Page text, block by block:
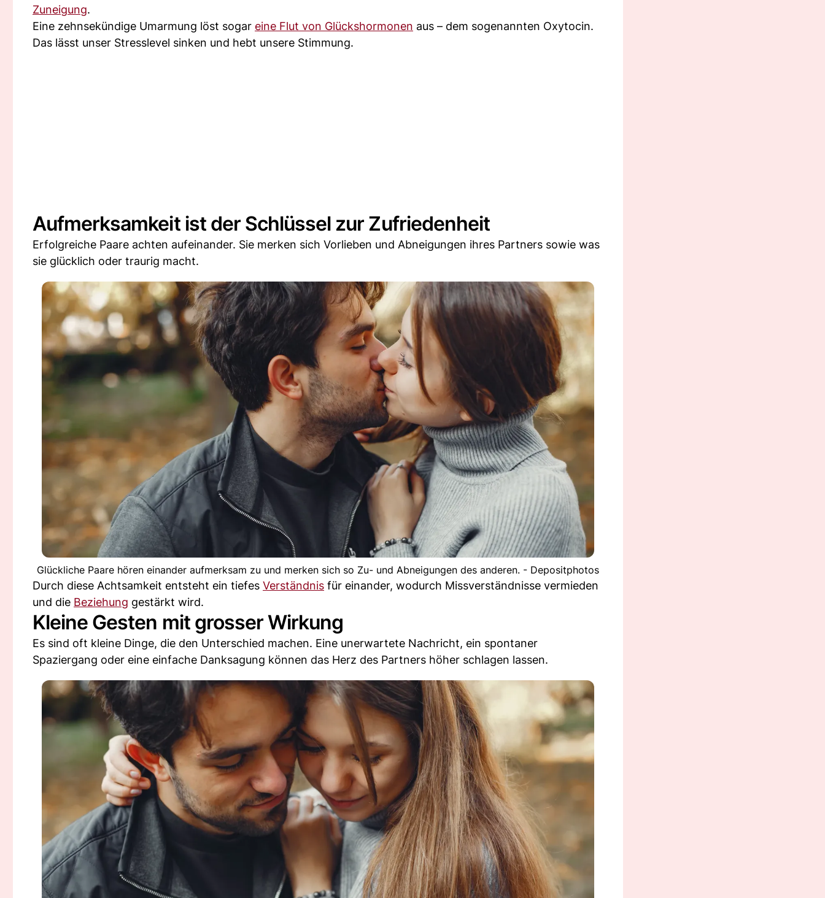
Zuneigung.
Eine zehnsekündige Umarmung löst sogar eine Flut von Glückshormonen aus – dem sogenannten Oxytocin.
Das lässt unser Stresslevel sinken und hebt unsere Stimmung.
Aufmerksamkeit ist der Schlüssel zur Zufriedenheit
Erfolgreiche Paare achten aufeinander. Sie merken sich Vorlieben und Abneigungen ihres Partners sowie was
sie glücklich oder traurig macht.
Glückliche Paare hören einander aufmerksam zu und merken sich so Zu- und Abneigungen des anderen. - Depositphotos
Durch diese Achtsamkeit entsteht ein tiefes Verständnis für einander, wodurch Missverständnisse vermieden
und die Beziehung gestärkt wird.
Kleine Gesten mit grosser Wirkung
Es sind oft kleine Dinge, die den Unterschied machen. Eine unerwartete Nachricht, ein spontaner
Spaziergang oder eine einfache Danksagung können das Herz des Partners höher schlagen lassen.